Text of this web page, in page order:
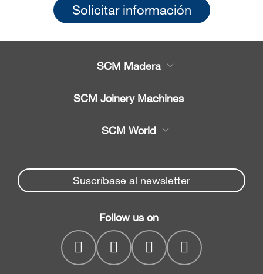
Solicitar información
SCM Madera
Recambios
Empresa
SCM Joinery Machines
Canteadoras
Regruesadoras
Cepilladoras
regruesadoras
CNC drilling centres
SCM World
Spare parts service
myPortal
Suscríbase al newsletter
Follow us on